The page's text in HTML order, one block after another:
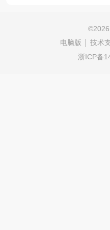
©
电脑版
技术
浙ICP备